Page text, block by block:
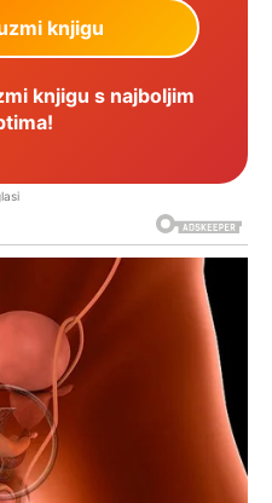
knjigu s najboljim